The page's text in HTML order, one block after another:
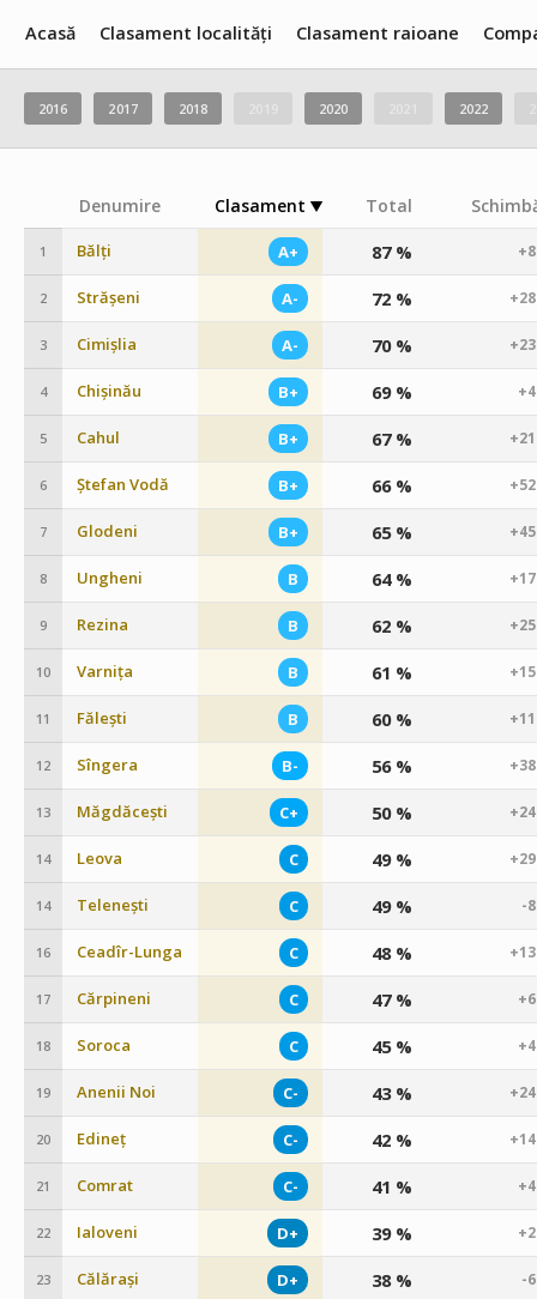
Acasă Clasament localități Clasament raioane
2016 2017 2018 2020 2022
Denumire Clasament Total
1 Bălți A+ 87 %
2 Strășeni A- 72 %
3 Cimișlia A- 70 %
4 Chișinău B+ 69 %
5 Cahul B+ 67 %
6 Ștefan Vodă B+ 66 %
7 Glodeni B+ 65 %
8 Ungheni B 64 %
9 Rezina B 62 %
10 Varnița B 61 %
11 Fălești B 60 %
12 Sîngera B- 56 %
13 Măgdăcești C+ 50 %
14 Leova C 49 %
14 Telenești C 49 % -
16 Ceadîr-Lunga C 48 %
17 Cărpineni C 47 %
18 Soroca C 45 %
19 Anenii Noi C- 43 %
20 Edineț C- 42 %
21 Comrat C- 41 %
22 Ialoveni D+ 39 %
23 Călărași D+ 38 % -